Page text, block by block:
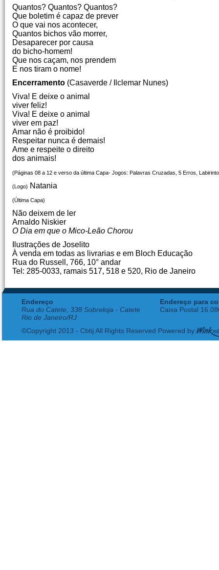
Quantos? Quantos? Quantos?
Que boletim é capaz de prever
O que vai nos acontecer,
Quantos bichos vão morrer,
Desaparecer por causa
do bicho-homem!
Que nos caçam, nos prendem
E nos tiram o nome!
Encerramento (Casaverde / Ilclemar Nunes)
Viva! E deixe o animal
viver feliz!
Viva! E deixe o animal
viver em paz!
Amar não é proibido!
Respeitar nunca é demais!
Ame e respeite o direito
dos animais!
(Páginas 08 a 12 e verso da última Capa- Jogos: Palavras Cruzadas, 5 Erros,
(Logo) Natania
(Última Capa)
Não deixem de ler
Arnaldo Niskier
O Dia em que o Mico-Leão Chorou
Ilustrações de Joselito
À venda em todas as livrarias e em Bloch Educação
Rua do Russell, 766, 10° andar
Tel: 285-0033, ramais 517, 518 e 520, Rio de Janeiro
Endereço
Rua do Catete, 338 Sobreloja - Catete
Rio de Janeiro/RJ
Endereço para
Caixa Postal
©Copyright 2013 - Cbtij All Rights Reserved Powered by: